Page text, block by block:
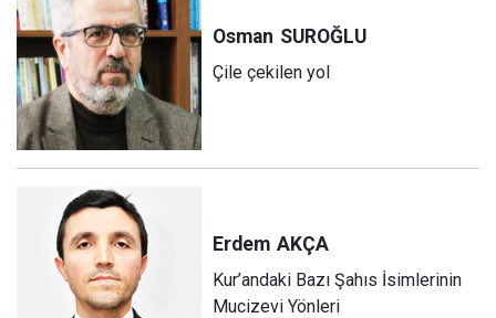
Osman SUROĞLU
Çile çekilen yol
Erdem AKÇA
Kur’andaki Bazı Şahıs İsimlerinin
Mucizevi Yönleri